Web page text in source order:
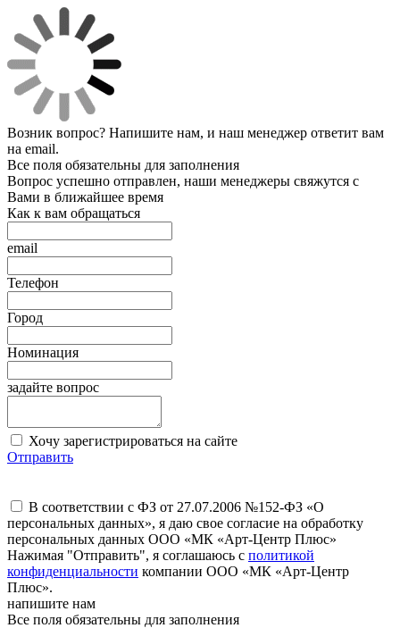
Возник вопрос? Напишите нам, и наш менеджер ответит вам
на email.
Все поля обязательны для заполнения
Вопрос успешно отправлен, наши менеджеры свяжутся с
Вами в ближайшее время
Как к вам обращаться
email
Телефон
Город
Номинация
задайте вопрос
Хочу зарегистрироваться на сайте
Отправить
В соответствии с ФЗ от 27.07.2006 №152-ФЗ «О
персональных данных», я даю свое согласие на обработку
персональных данных ООО «МК «Арт-Центр Плюс»
Нажимая "Отправить", я соглашаюсь с политикой
конфиденциальности компании ООО «МК «Арт-Центр
Плюс».
напишите нам
Все поля обязательны для заполнения